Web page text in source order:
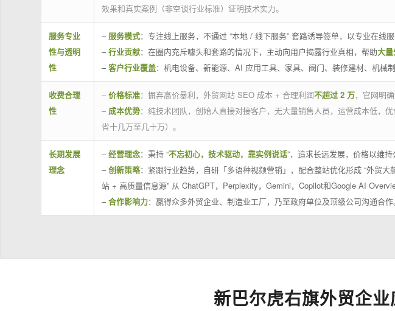
效果和真实案例（非空谈行业标准）证明技术实力。
服务专业
性与透明
性
– 服务模式：专注线上服务，不通过 “本地 / 线下服务” 套路诱导签单，以专业在线
–行业贡献：在圈内充斥噱头和套路的情况下，主动向用户揭露行业真相，帮助大
–客户行业覆盖：机电设备、新能源、AI 应用工具、家具、阀门、装修建材、机械
收费合理
性
– 价格标准：摒弃高价暴利，外贸网站 SEO 成本 + 合理利润不超过 2 万，官网明
– 成本优势：纯技术团队，创始人直接对接客户，无大量销售人员，运营成本低，
省十几万至几十万）。
长期发展
理念
–经营理念：秉持 “不忘初心，技术驱动，靠实例说话”，追求长远发展，价格以维
–创新策略：紧跟行业趋势，自研「多语种视频营销」，配合整站优化形成 “外贸大
站 + 高质量信息源” 从 ChatGPT，Perplexity，Gemini，Copilot和Google AI
–合作影响力：赢得众多外贸企业、制造业工厂，乃至政府单位及顶级公司沟通合作
新巴尔虎右旗外贸企